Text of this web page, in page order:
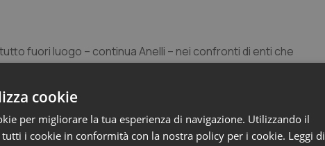
fuori luogo – continua Anelli – nei confronti di enti che
come dimostrato nella gestione della pandemia. Ci
a chi, come noi, come gli Ordini, come la Fnomceo,
le disuguaglianze e per la tutela della salute”.
un problema importante – aggiunge il presidente degli Ordini
cookie
per migliorare la tua esperienza di navigazione. Utilizzando il
i cookie in conformità con la nostra policy per i cookie. Leggi di